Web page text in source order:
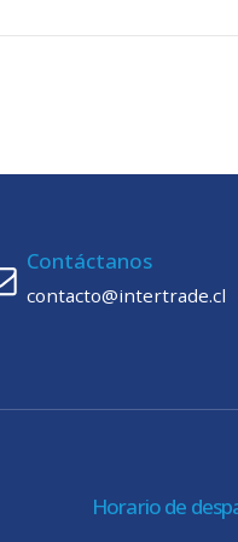
Contáctanos
contacto@intertrade.cl
Horario de